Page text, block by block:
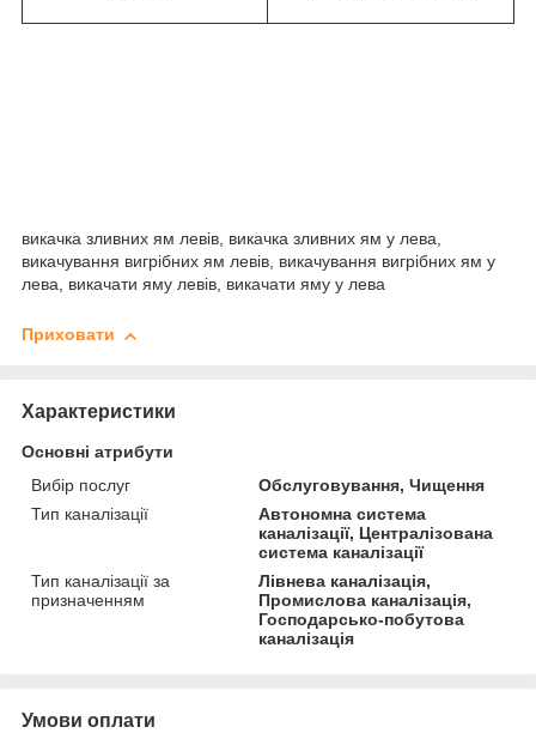
викачка зливних ям левів, викачка зливних ям у лева,
викачування вигрібних ям левів, викачування вигрібних ям у
лева, викачати яму левів, викачати яму у лева
Приховати
Характеристики
Основні атрибути
Вибір послуг
Обслуговування, Чищення
Тип каналізації
Автономна система
каналізації, Централізована
система каналізації
Тип каналізації за
призначенням
Лівнева каналізація,
Промислова каналізація,
Господарсько-побутова
каналізація
Умови оплати